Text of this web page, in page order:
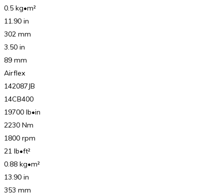
0.5 kg•m²
11.90 in
302 mm
3.50 in
89 mm
Airflex
142087JB
14CB400
19700 lb•in
2230 Nm
1800 rpm
21 lb•ft²
0.88 kg•m²
13.90 in
353 mm